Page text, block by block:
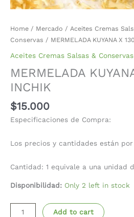
Home / Mercado / Aceites Cremas
Conservas / MERMELADA KUYANA X
Aceites Cremas Salsas & Conservas
MERMELADA
INCHIK
$15.000
Especificaciones de Compra:
Los precios y cantidades están
Cantidad: 1 equivale a una unidad
Disponibilidad: Only 2 left in stock
Add to cart